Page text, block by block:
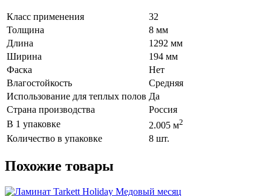
Класс применения
32
Толщина
8 мм
Длина
1292 мм
Ширина
194 мм
Фаска
Нет
Влагостойкость
Средняя
Использование для теплых полов Да
Страна производства
Россия
В 1 упаковке
2.005 м2
Количество в упаковке 8 шт.
Похожие товары